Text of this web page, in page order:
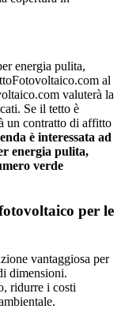
energia pulita,
al
valuterà la
Se il tetto è
un contratto di affitto
è interessata ad
energia pulita,
verde
per le
vantaggiosa per
dimensioni.
ridurre i costi